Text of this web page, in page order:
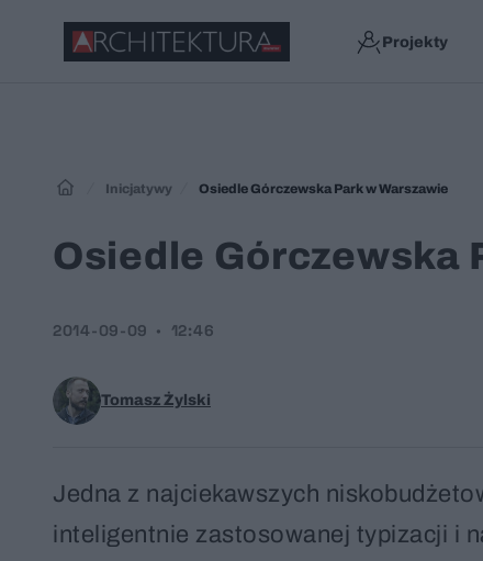
Projekty
Inicjatywy Osiedle Górczewska Park w Warszawie
Osiedle Górczewska
Tomasz Żylski
2014-09-09 12:46
Jedna z najciekawszych
inteligentnie zastosowanej typizacji i